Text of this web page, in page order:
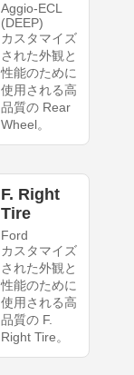
Aggio-ECL
(DEEP)
カスタマイズ
された外観と
性能のために
使用される高
品質の Rear
Wheel。
F. Right
Tire
Ford
カスタマイズ
された外観と
性能のために
使用される高
品質の F.
Right Tire。